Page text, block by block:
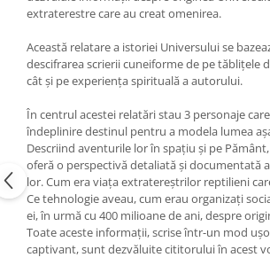
extraterestre care au creat omenirea.
Această relatare a istoriei Universului se
descifrarea scrierii cuneiforme de pe tăblițele
cât și pe experiența spirituală a autorului.
În centrul acestei relatări stau 3 personaje
îndeplinire destinul pentru a modela lumea
Descriind aventurile lor în spațiu și pe
oferă o perspectivă detaliată și documentată
lor. Cum era viața extratereștrilor reptilieni
Ce tehnologie aveau, cum erau organizați
ei, în urmă cu 400 milioane de ani, despre
Toate aceste informații, scrise într-un mod
captivant, sunt dezvăluite cititorului în acest